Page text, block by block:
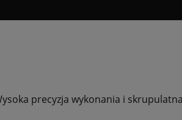
precyzja wykonania i